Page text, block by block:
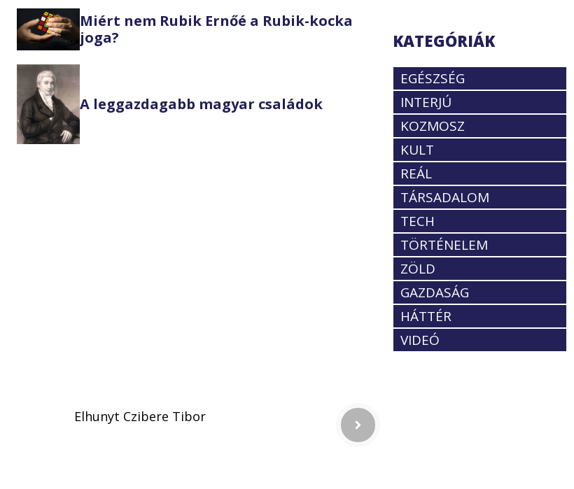
Miért nem Rubik Ernőé a Rubik-kocka
joga?
A leggazdagabb magyar családok
KATEGÓRIÁK
EGÉSZSÉG
INTERJÚ
KOZMOSZ
KULT
REÁL
TÁRSADALOM
TECH
TÖRTÉNELEM
ZÖLD
GAZDASÁG
HÁTTÉR
VIDEÓ
Elhunyt Czibere Tibor